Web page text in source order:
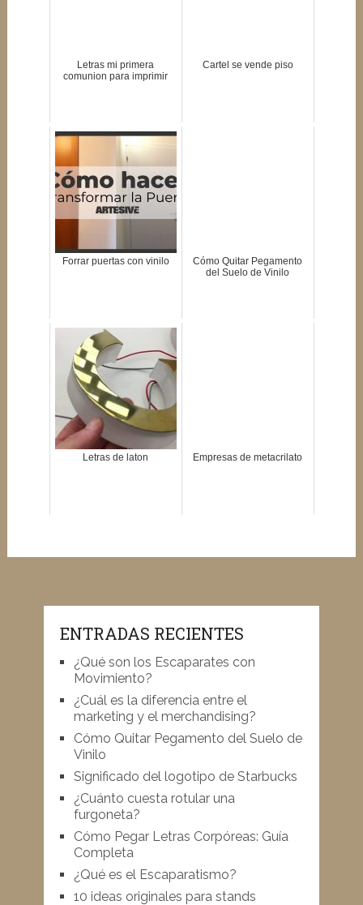
Letras mi primera
comunion para imprimir
Cartel se vende piso
Forrar puertas con vinilo
Cómo Quitar Pegamento
del Suelo de Vinilo
Letras de laton Empresas de metacrilato
ENTRADAS RECIENTES
¿Qué son los Escaparates con
Movimiento?
¿Cuál es la diferencia entre el
marketing y el merchandising?
Cómo Quitar Pegamento del Suelo de
Vinilo
Significado del logotipo de Starbucks
¿Cuánto cuesta rotular una
furgoneta?
Cómo Pegar Letras Corpóreas: Guía
Completa
¿Qué es el Escaparatismo?
10 ideas originales para stands